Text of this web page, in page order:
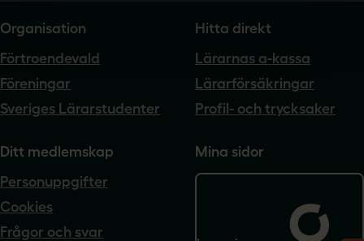
Organisation
Förtroendevald
Föreningar
Sveriges Lärarstudenter
Hitta direkt
Lärarnas a-kassa
Lärarförsäkringar
Profil- och trycksaker
Ditt medlemskap
Personuppgifter
Cookies
Frågor och svar
Mina sidor